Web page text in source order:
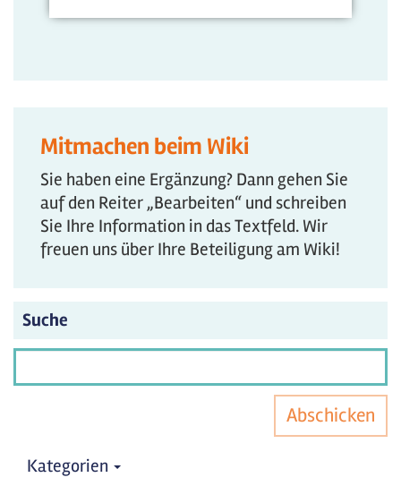
Mitmachen beim Wiki
Sie haben eine Ergänzung? Dann gehen Sie
auf den Reiter „Bearbeiten“ und schreiben
Sie Ihre Information in das Textfeld. Wir
freuen uns über Ihre Beteiligung am Wiki!
Suche
Abschicken
Kategorien